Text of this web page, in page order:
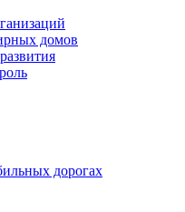
домов
дорогах